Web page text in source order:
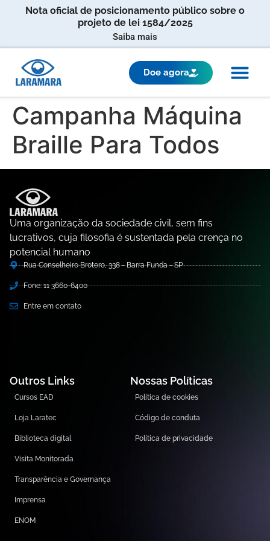
Nota oficial de posicionamento público sobre o
projeto de lei 1584/2025
Saiba mais
Doe agora
Campanha Máquina
Braille Para Todos
Uma organização da sociedade civil, sem fins
lucrativos, cuja filosofia é sustentada pela crença no
potencial humano
Rua Conselheiro Brotero, 338 - Barra Funda - SP
Fone: 11 3660-6400
Entre em contato
Outros Links
Cursos EAD
Loja Laratec
Biblioteca digital
Visita Monitorada
Transparência e Governança
Imprensa
ENOM
Nossas Políticas
Política de cookies
Código de conduta
Política de privacidade